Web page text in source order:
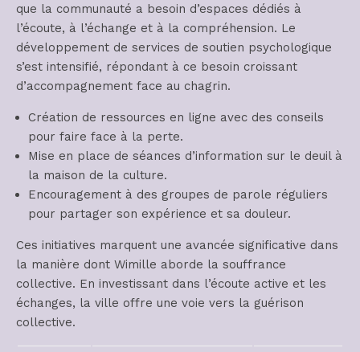
que la communauté a besoin d’espaces dédiés à
l’écoute, à l’échange et à la compréhension. Le
développement de services de soutien psychologique
s’est intensifié, répondant à ce besoin croissant
d’accompagnement face au chagrin.
Création de ressources en ligne avec des conseils
pour faire face à la perte.
Mise en place de séances d’information sur le deuil à
la maison de la culture.
Encouragement à des groupes de parole réguliers
pour partager son expérience et sa douleur.
Ces initiatives marquent une avancée significative dans
la manière dont Wimille aborde la souffrance
collective. En investissant dans l’écoute active et les
échanges, la ville offre une voie vers la guérison
collective.